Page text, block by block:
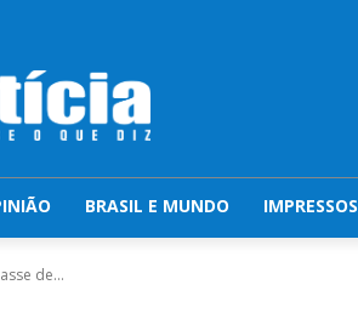
BRASIL E MUNDO IMPRESSOS
de...